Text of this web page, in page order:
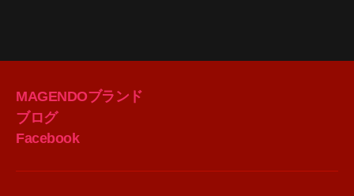
MAGENDOブランド
ブログ
Facebook